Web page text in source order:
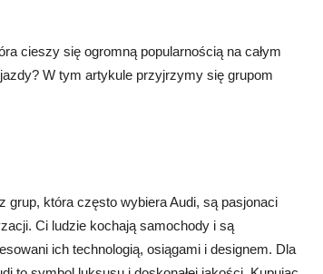
cieszy się ogromną popularnością na całym
W tym artykule przyjrzymy się grupom
grup, która często wybiera Audi, są pasjonaci
Ci ludzie kochają samochody i są
ich technologią, osiągami i designem. Dla